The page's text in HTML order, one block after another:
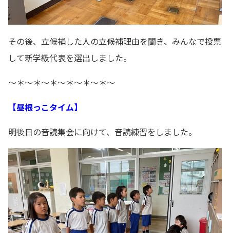
その後、立候補した人の立候補理由を聞き、みんなで投票
して新学級代表を選出しました。
～＊～＊～＊～＊～＊～＊～
【昼根っこタイム】
明後日の音読集会に向けて、音読練習をしました。